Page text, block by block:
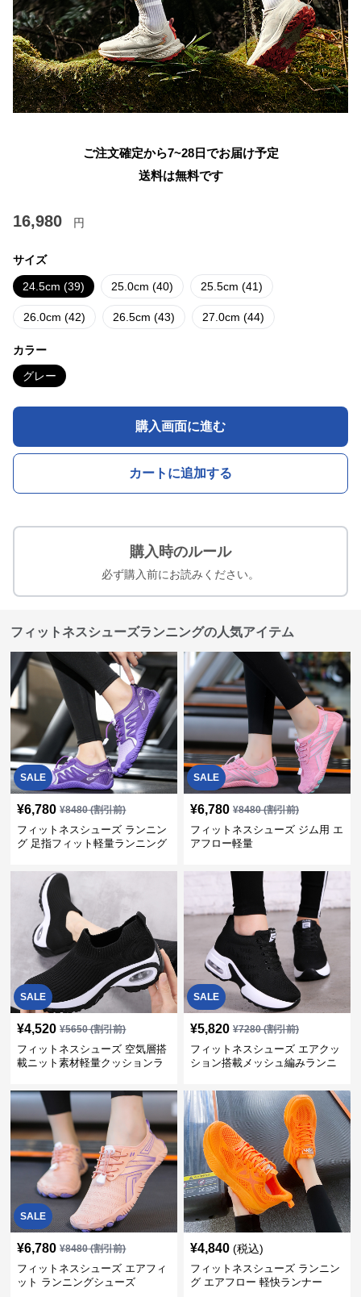
ご注文確定から7~28日でお届け予定
送料は無料です
16,980 円
サイズ
24.5cm (39) 25.0cm (40) 25.5cm (41)
26.0cm (42) 26.5cm (43) 27.0cm (44)
カラー
グレー
購入画面に進む
カートに追加する
購入時のルール
必ず購入前にお読みください。
フィットネスシューズランニングの人気アイテム
SALE
¥6,780 ¥8480(割引前)
フィットネスシューズ ランニン
グ 足指フィット軽量ランニング
SALE
¥6,780 ¥8480(割引前)
フィットネスシューズ ジム用 エ
アフロー軽量
SALE
¥4,520 ¥5650(割引前)
フィットネスシューズ 空気層搭
載ニット素材軽量クッションラ
SALE
¥5,820 ¥7280(割引前)
フィットネスシューズ エアクッ
ション搭載メッシュ編みランニ
SALE
¥6,780 ¥8480(割引前)
フィットネスシューズ エアフィ
ット ランニングシューズ
¥4,840 (税込)
フィットネスシューズ ランニン
グ エアフロー 軽快ランナー